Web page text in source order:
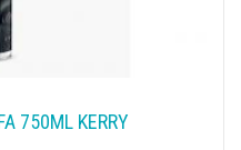
750ML KERRY